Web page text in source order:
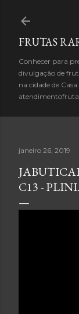
FRUTAS
Conhecer para
divulgação de
na cidade de
janeiro 26, 2019
C13 -